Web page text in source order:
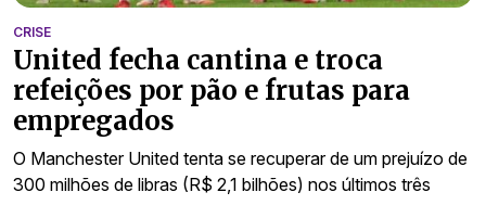
CRISE
United fecha cantina e troca
refeições por pão e frutas para
empregados
O Manchester United tenta se recuperar de um prejuízo de
300 milhões de libras (R$ 2,1 bilhões) nos últimos três